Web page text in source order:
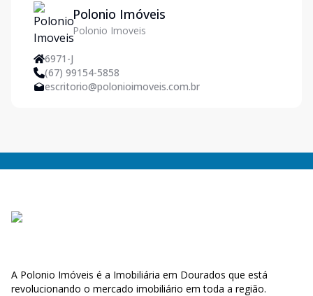
Polonio Imóveis
Polonio Imoveis
6971-J
(67) 99154-5858
escritorio@polonioimoveis.com.br
A Polonio Imóveis é a Imobiliária em Dourados que está
revolucionando o mercado imobiliário em toda a região.